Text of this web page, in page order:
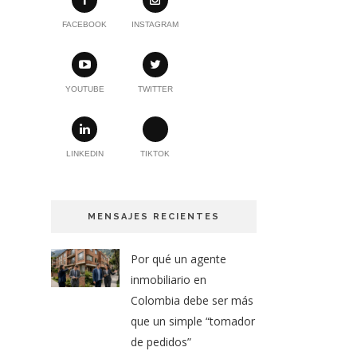
FACEBOOK INSTAGRAM
YOUTUBE TWITTER
LINKEDIN TIKTOK
MENSAJES RECIENTES
Por qué un agente
inmobiliario en
Colombia debe ser más
que un simple “tomador
de pedidos”